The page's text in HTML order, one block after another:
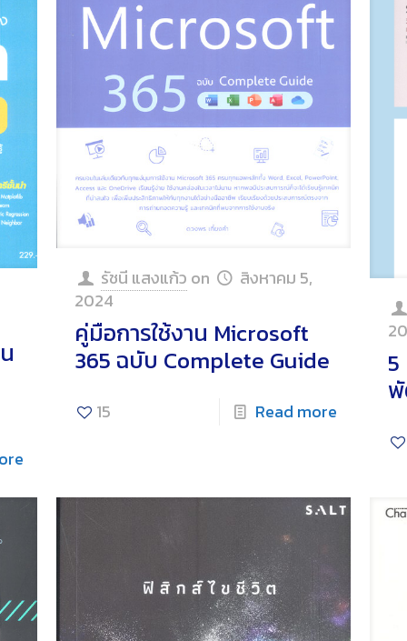
รัชนี แสงแก้ว on
สิงหาคม 5,
2024
คู่มือการใช้งาน Microsoft
365 ฉบับ Complete Guide
15 Read more